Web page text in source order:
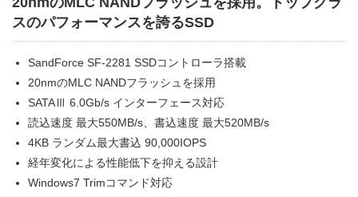
スのパフォーマンスを誇るSSD
SandForce SF-2281 SSDコントローラ搭載
20nmのMLC NANDフラッシュを採用
SATAⅢ 6.0Gb/s インターフェース対応
読込速度 最大550MB/s、書込速度 最大520MB/s
4KB ランダム最大書込 90,000IOPS
経年変化による性能低下を抑える設計
Windows7 Trimコマンド対応